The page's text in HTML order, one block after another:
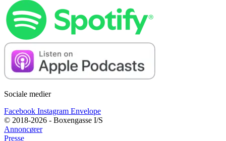
Sociale medier
Facebook Instagram Envelope
© 2018-2026 - Boxengasse I/S
Annoncører
Presse